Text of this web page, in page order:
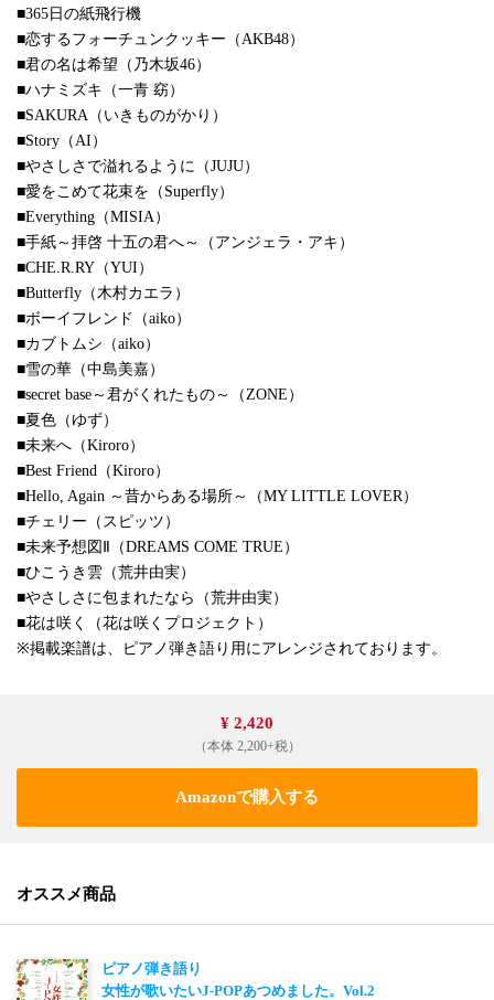
■365日の紙飛行機
■恋するフォーチュンクッキー（AKB48）
■君の名は希望（乃木坂46）
■ハナミズキ（一青 窈）
■SAKURA（いきものがかり）
■Story（AI）
■やさしさで溢れるように（JUJU）
■愛をこめて花束を（Superfly）
■Everything（MISIA）
■手紙～拝啓 十五の君へ～（アンジェラ・アキ）
■CHE.R.RY（YUI）
■Butterfly（木村カエラ）
■ボーイフレンド（aiko）
■カブトムシ（aiko）
■雪の華（中島美嘉）
■secret base～君がくれたもの～（ZONE）
■夏色（ゆず）
■未来へ（Kiroro）
■Best Friend（Kiroro）
■Hello, Again ～昔からある場所～（MY LITTLE LOVER）
■チェリー（スピッツ）
■未来予想図Ⅱ（DREAMS COME TRUE）
■ひこうき雲（荒井由実）
■やさしさに包まれたなら（荒井由実）
■花は咲く（花は咲くプロジェクト）
※掲載楽譜は、ピアノ弾き語り用にアレンジされております。
¥ 2,420
（本体 2,200+税）
Amazonで購入する
オススメ商品
ピアノ弾き語り
女性が歌いたいJ-POPあつめました。Vol.2